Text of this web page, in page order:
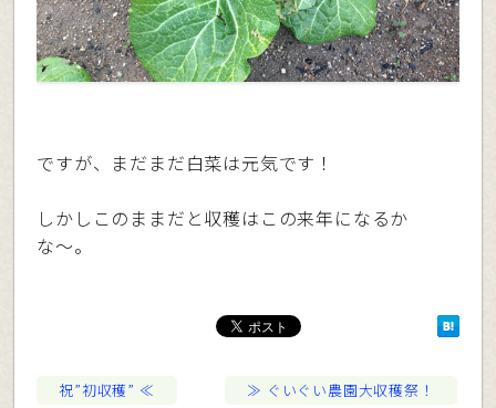
ですが、まだまだ白菜は元気です！
しかしこのままだと収穫はこの来年になるか
な〜。
祝”初収穫” ぐいぐい農園大収穫祭！